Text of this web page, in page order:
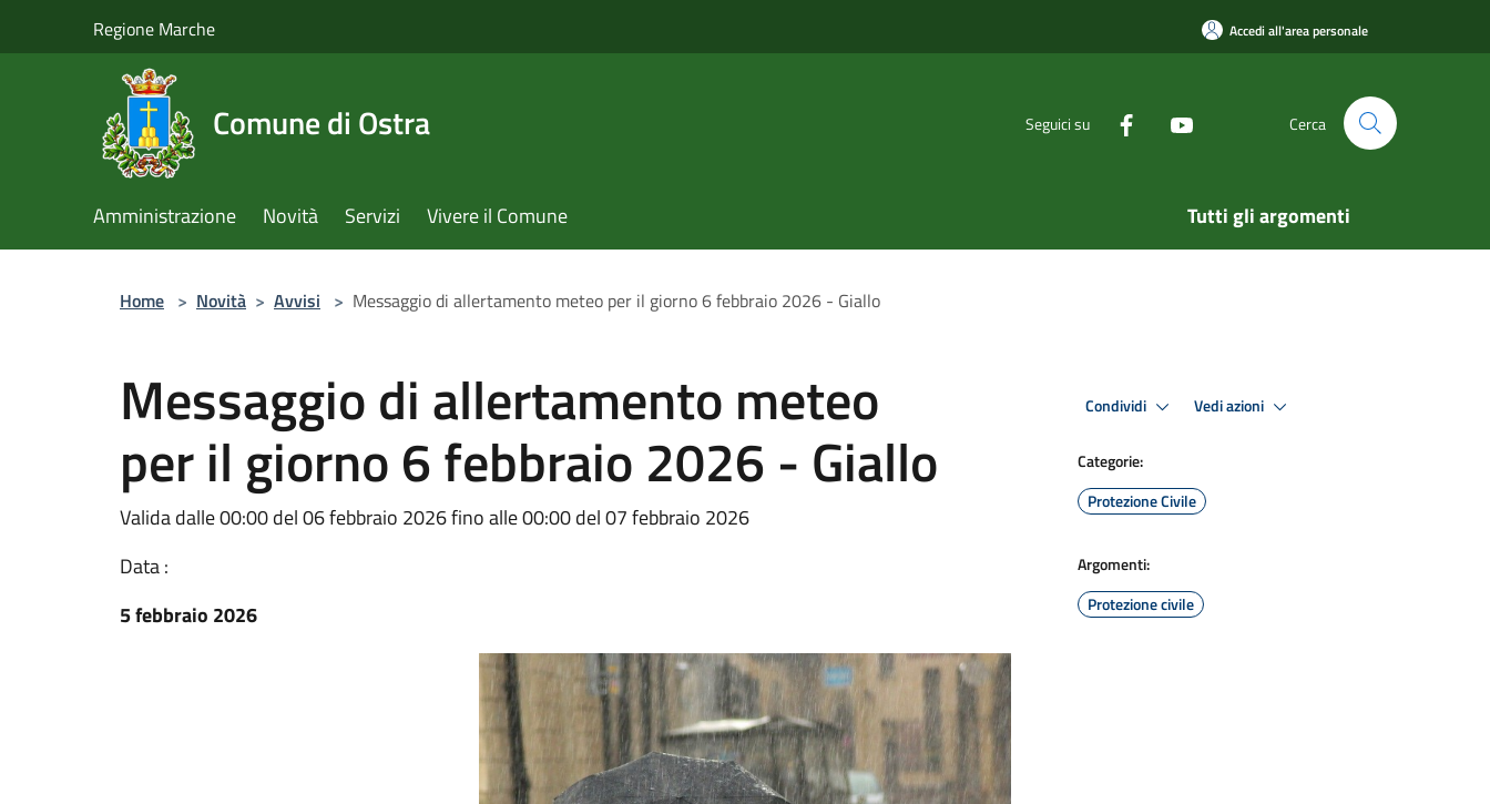
Regione Marche Accedi all'area personale
Comune di Ostra Seguici su Cerca
Amministrazione Novità Servizi Vivere il Comune Tutti gli argomenti
Home > Novità > Avvisi > Messaggio di allertamento meteo per il giorno 6 febbraio 2026 - Giallo
Messaggio di allertamento meteo
per il giorno 6 febbraio 2026 - Giallo
Valida dalle 00:00 del 06 febbraio 2026 fino alle 00:00 del 07 febbraio 2026
Data :
5 febbraio 2026
Condividi Vedi azioni
Categorie:
Protezione Civile
Argomenti:
Protezione civile